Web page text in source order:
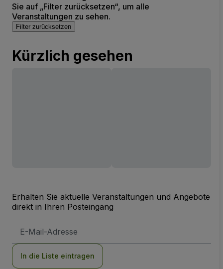
Sie auf „Filter zurücksetzen“, um alle
Veranstaltungen zu sehen.
Filter zurücksetzen
Kürzlich gesehen
Erhalten Sie aktuelle Veranstaltungen und Angebote
direkt in Ihren Posteingang
Mail-
In die Liste eintragen